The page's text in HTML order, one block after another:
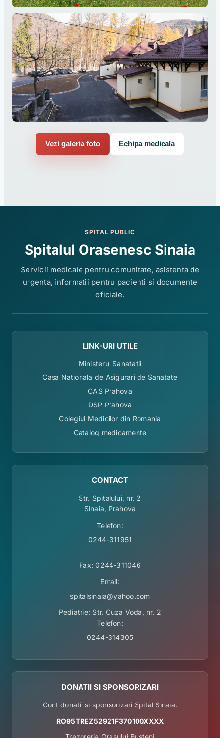
Vezi galeria foto Echipa medicala
SPITAL PUBLIC
Spitalul Orasenesc Sinaia
Servicii medicale pentru comunitate, asistenta de
urgenta, informatii pentru pacienti si documente
oficiale.
LINK-URI UTILE
Ministerul Sanatatii
Casa Nationala de Asigurari de Sanatate
CAS Prahova
DSP Prahova
Colegiul Medicilor din Romania
Catalog medicamente
CONTACT
Str. Spitalului, nr. 2
Sinaia, Prahova
Telefon:
0244-311951
Fax: 0244-311046
Email:
spitalsinaia@yahoo.com
Pediatrie: Str. Cuza Voda, nr. 2
Telefon:
0244-314305
DONATII SI SPONSORIZARI
Cont donatii si sponsorizari Spital Sinaia:
RO95TREZ52921F370100XXXX